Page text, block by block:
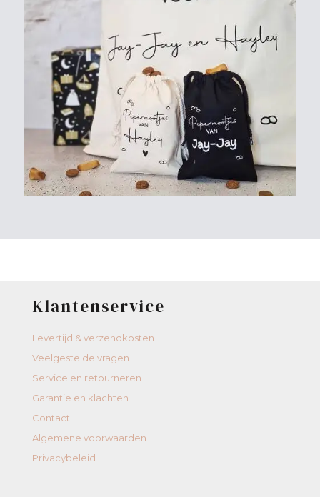
Klantenservice
Levertijd & verzendkosten
Veelgestelde vragen
Service en retourneren
Garantie en klachten
Contact
Algemene voorwaarden
Privacybeleid